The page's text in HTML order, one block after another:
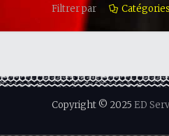
Filtrer par Catégories
Copyright © 2025ED